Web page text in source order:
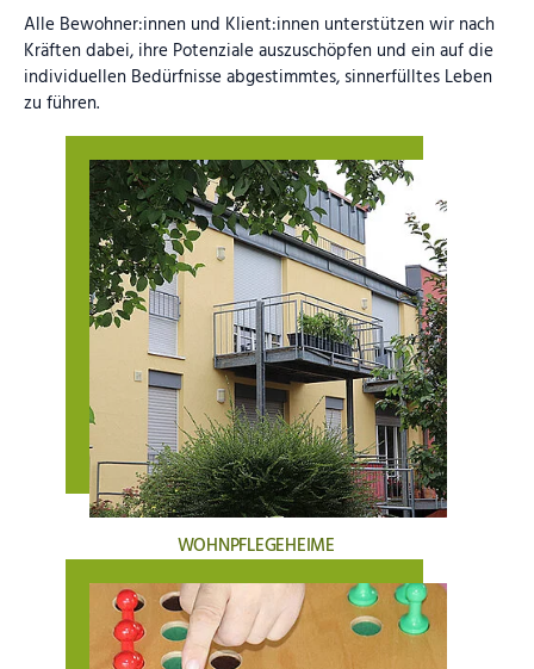
Alle Bewohner:innen und Klient:innen unterstützen wir nach
Kräften dabei, ihre Potenziale auszuschöpfen und ein auf die
individuellen Bedürfnisse abgestimmtes, sinnerfülltes Leben
zu führen.
WOHNPFLEGEHEIME